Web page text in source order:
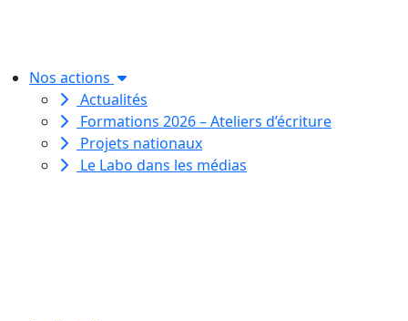
Nos actions
Actualités
Formations 2026 – Ateliers d’écriture
Projets nationaux
Le Labo dans les médias